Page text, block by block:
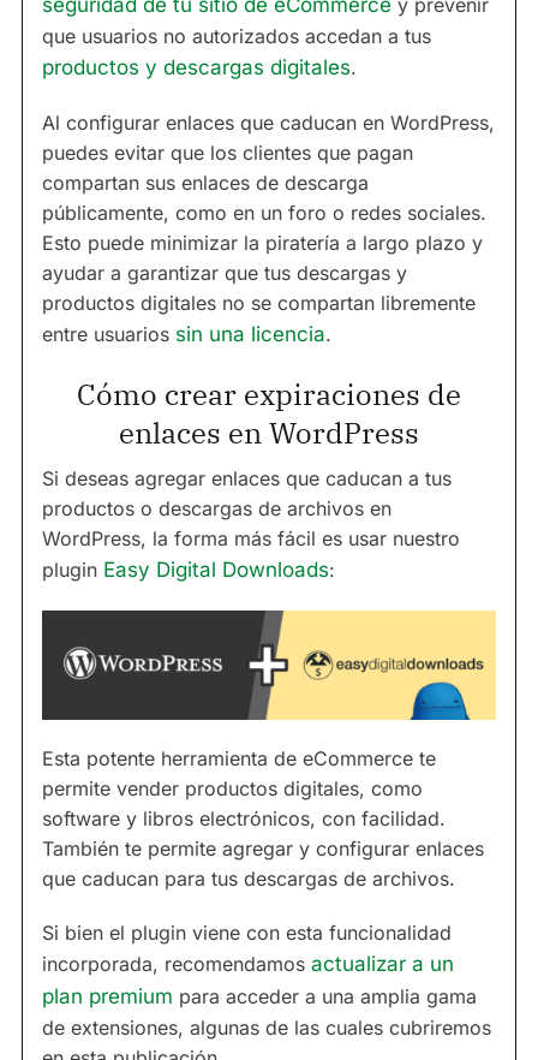
que usuarios no autorizados accedan a tus
productos y descargas digitales.
Al configurar enlaces que caducan en WordPress,
puedes evitar que los clientes que pagan
compartan sus enlaces de descarga
públicamente, como en un foro o redes sociales.
Esto puede minimizar la piratería a largo plazo y
ayudar a garantizar que tus descargas y
productos digitales no se compartan libremente
entre usuarios sin una licencia.
Cómo crear expiraciones de
enlaces en WordPress
Si deseas agregar enlaces que caducan a tus
productos o descargas de archivos en
WordPress, la forma más fácil es usar nuestro
plugin Easy Digital Downloads:
Esta potente herramienta de eCommerce te
permite vender productos digitales, como
software y libros electrónicos, con facilidad.
También te permite agregar y configurar enlaces
que caducan para tus descargas de archivos.
Si bien el plugin viene con esta funcionalidad
incorporada, recomendamos actualizar a un
plan premium para acceder a una amplia gama
de extensiones, algunas de las cuales cubriremos